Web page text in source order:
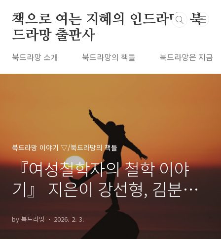
책으로 여는 지혜의 인드라망, 북
드라망 출판사
북드라망 소개 북드라망의 책들 북드라망은 지금
북드라망 이야기 ▽/북드라망의 책들
『여성철학자의 철학 이야
기』 지은이 강선형, 김분선
선생님 인터뷰
by 북드라망 2026. 2. 3.